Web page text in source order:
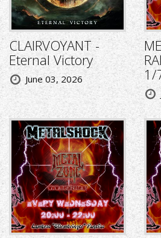
CLAIRVOYANT -
Eternal Victory
June 03, 2026
1/